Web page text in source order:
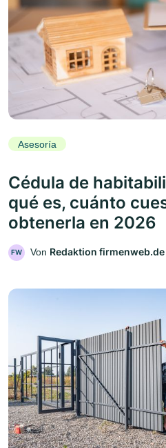
Asesoría
Cédula de
qué es, cuánto
obtenerla en 2026
FW Von Redaktion firmenweb.de